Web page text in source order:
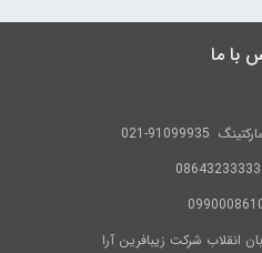
با ما
91099935-021
انقلاب شرکت زیبافرین آرا